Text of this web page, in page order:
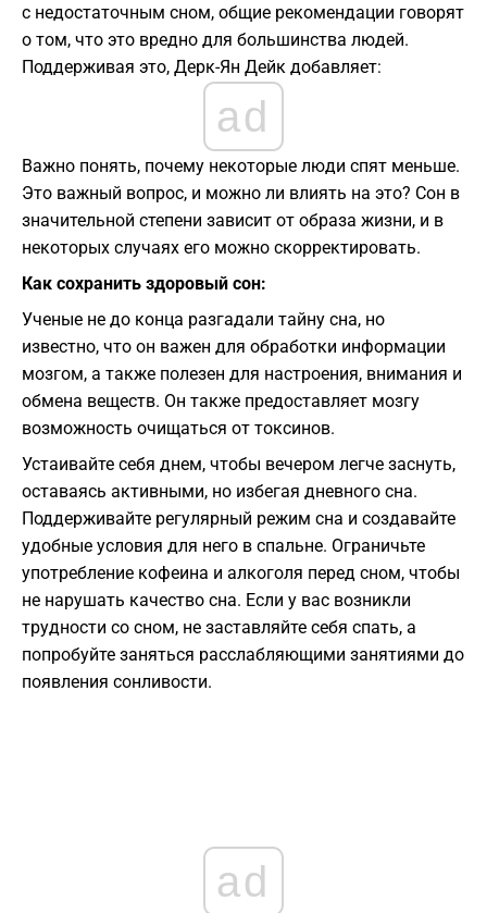
с недостаточным сном, общие рекомендации говорят
о том, что это вредно для большинства людей.
Поддерживая это, Дерк-Ян Дейк добавляет:
ad
Важно понять, почему некоторые люди спят меньше.
Это важный вопрос, и можно ли влиять на это? Сон в
значительной степени зависит от образа жизни, и в
некоторых случаях его можно скорректировать.
Как сохранить здоровый сон:
Ученые не до конца разгадали тайну сна, но
известно, что он важен для обработки информации
мозгом, а также полезен для настроения, внимания и
обмена веществ. Он также предоставляет мозгу
возможность очищаться от токсинов.
Устаивайте себя днем, чтобы вечером легче заснуть,
оставаясь активными, но избегая дневного сна.
Поддерживайте регулярный режим сна и создавайте
удобные условия для него в спальне. Ограничьте
употребление кофеина и алкоголя перед сном, чтобы
не нарушать качество сна. Если у вас возникли
трудности со сном, не заставляйте себя спать, а
попробуйте заняться расслабляющими занятиями до
появления сонливости.
ad